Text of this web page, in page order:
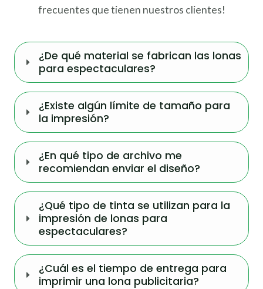
frecuentes que tienen nuestros clientes!
¿De qué material se fabrican las lonas
para espectaculares?
¿Existe algún límite de tamaño para
la impresión?
¿En qué tipo de archivo me
recomiendan enviar el diseño?
¿Qué tipo de tinta se utilizan para la
impresión de lonas para
espectaculares?
¿Cuál es el tiempo de entrega para
imprimir una lona publicitaria?